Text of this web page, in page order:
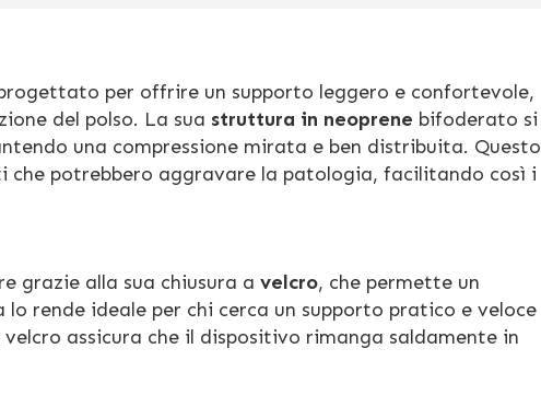
per offrire un supporto leggero e confortevole,
del polso. La sua struttura in neoprene bifoderato si
una compressione mirata e ben distribuita. Questo
potrebbero aggravare la patologia, facilitando così i
grazie alla sua chiusura a velcro, che permette un
rende ideale per chi cerca un supporto pratico e veloce
assicura che il dispositivo rimanga saldamente in